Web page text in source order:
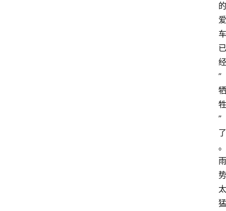
的
爱
车
已
经
”
牺
牲
”
了
。
雨
势
太
猛